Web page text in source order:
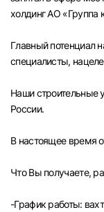
Оренбург
Волгоград
Ульяновск
Курган
холдинг АО «Группа
Главный потенциал
специалисты,
Наши строительные
России.
В настоящее время
Что Вы получаете,
-График работы: